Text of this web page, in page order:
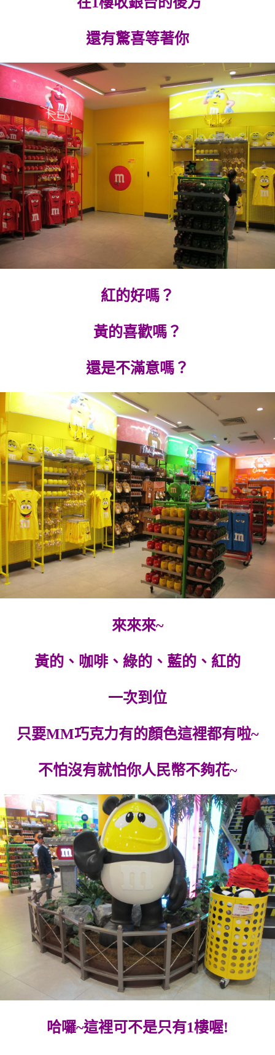
還有驚喜等著你
紅的好嗎？
黃的喜歡嗎？
還是不滿意嗎？
來來來~
黃的、咖啡、綠的、藍的、紅的
一次到位
只要MM巧克力有的顏色這裡都有啦~
不怕沒有就怕你人民幣不夠花~
哈囉~這裡可不是只有1樓喔!